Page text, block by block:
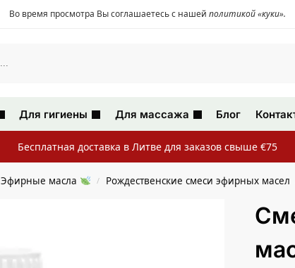
Во время просмотра Вы соглашаетесь с нашей политикой «куки».
Для гигиены Для массажа Блог
Бесплатная доставка в Литве для заказов свыше €75
Эфирные масла / Рождественские смеси эфирных масел